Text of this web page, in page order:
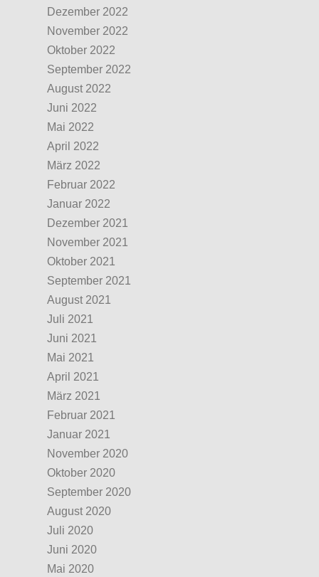
Dezember 2022
November 2022
Oktober 2022
September 2022
August 2022
Juni 2022
Mai 2022
April 2022
März 2022
Februar 2022
Januar 2022
Dezember 2021
November 2021
Oktober 2021
September 2021
August 2021
Juli 2021
Juni 2021
Mai 2021
April 2021
März 2021
Februar 2021
Januar 2021
November 2020
Oktober 2020
September 2020
August 2020
Juli 2020
Juni 2020
Mai 2020